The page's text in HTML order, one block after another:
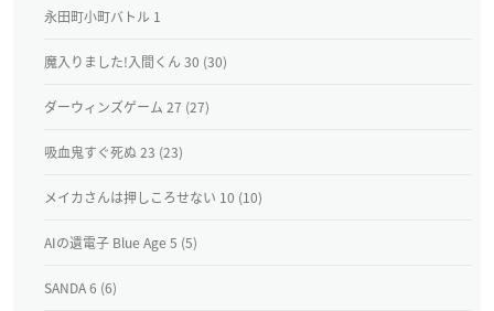
永田町小町バトル 1
魔入りました!入間くん 30 (30)
ダーウィンズゲーム 27 (27)
吸血鬼すぐ死ぬ 23 (23)
メイカさんは押しころせない 10 (10)
AIの遺電子 Blue Age 5 (5)
SANDA 6 (6)